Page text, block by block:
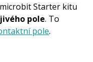
Starter kitu
pole. To
pole.